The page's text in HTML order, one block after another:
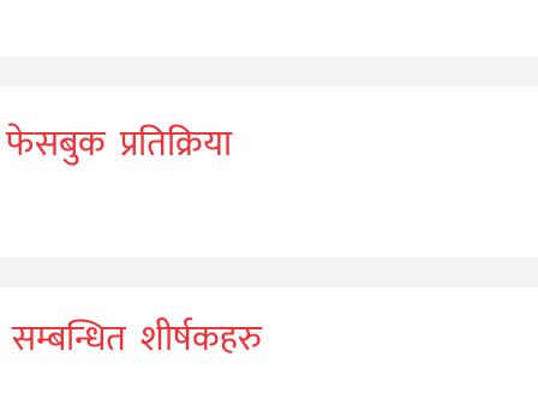
फेसबुक प्रतिक्रिया
सम्बन्धित शीर्षकहरु